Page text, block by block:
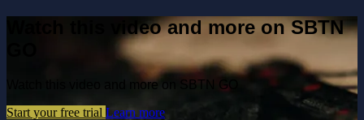
Watch this video and more on SBTN
Watch this video and more on SBTN GO
Start your free trial Learn more